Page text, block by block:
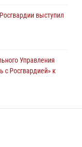
выступил
Управления
с Росгвардией» к